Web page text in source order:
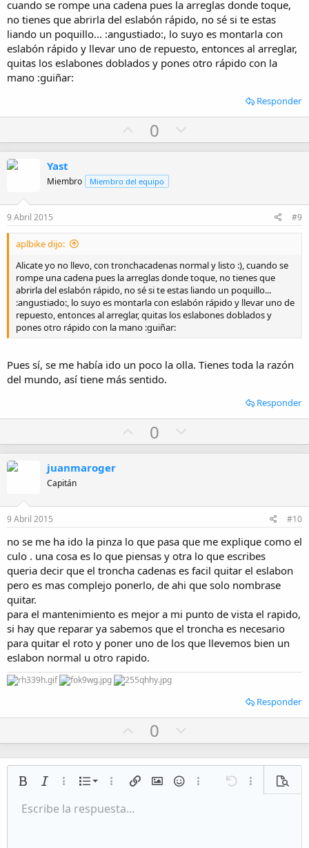
cuando se rompe una cadena pues la arreglas donde toque,
no tienes que abrirla del eslabón rápido, no sé si te estas
liando un poquillo... :angustiado:, lo suyo es montarla con
eslabón rápido y llevar uno de repuesto, entonces al arreglar,
quitas los eslabones doblados y pones otro rápido con la
mano :guiñar:
Responder
U
p
o
t
e
0
o
o
Yast
Miembro Miembro del equipo
9 Abril 2015 #9
aplbike dijo:
Alicate yo no llevo, con tronchacadenas normal y listo :), cuando se
rompe una cadena pues la arreglas donde toque, no tienes que
abrirla del eslabón rápido, no sé si te estas liando un poquillo...
:angustiado:, lo suyo es montarla con eslabón rápido y llevar uno de
repuesto, entonces al arreglar, quitas los eslabones doblados y
pones otro rápido con la mano :guiñar:
Pues sí, se me había ido un poco la olla. Tienes toda la razón
del mundo, así tiene más sentido.
Responder
U
p
e
0
o
o
e
juanmaroger
Capitán
9 Abril 2015 #10
no se me ha ido la pinza lo que pasa que me explique como el
culo . una cosa es lo que piensas y otra lo que escribes
queria decir que el troncha cadenas es facil quitar el eslabon
pero es mas complejo ponerlo, de ahi que solo nombrase
quitar.
para el mantenimiento es mejor a mi punto de vista el rapido,
si hay que reparar ya sabemos que el troncha es necesario
para quitar el roto y poner uno de los que llevemos bien un
eslabon normal u otro rapido.
Responder
U
p
v
o
0
o
w
n
NegritaCursivaMás opciones…
Lista
Lista numerada
Lista desordenada
Más opciones…
Insertar enlace
Insertar imagen
EmoticonosMás opciones…
Deshacer
Más
Vista
Tamaño del texto
9
Color de texto
Fuente Arial
TachadoSubrayado
AlineamientoAlineación izquierda
Paragraph format
Normal
CitarMultimedia
Insert table
Insert horizontal line
SpoilerCódigo
RehacerCambiar a código BB
Eliminar formato
BorradoresGuardar borrador
Escribe la respuesta...